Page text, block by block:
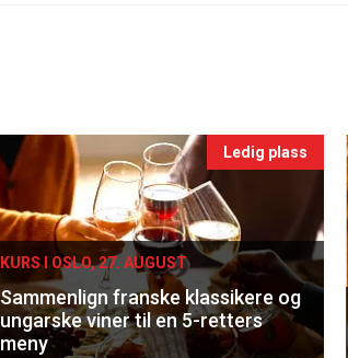
Ledig plass
KURS I OSLO, 27. AUGUST
Sammenlign franske klassikere og
ungarske viner til en 5-retters
meny